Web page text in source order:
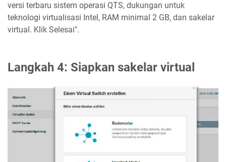
versi terbaru sistem operasi QTS, dukungan untuk
teknologi virtualisasi Intel, RAM minimal 2 GB, dan sakelar
virtual. Klik Selesai".
Langkah 4: Siapkan sakelar virtual